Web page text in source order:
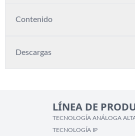
Contenido
Descargas
LÍNEA DE
TECNOLOGÍA ANÁLOGA
TECNOLOGÍA IP